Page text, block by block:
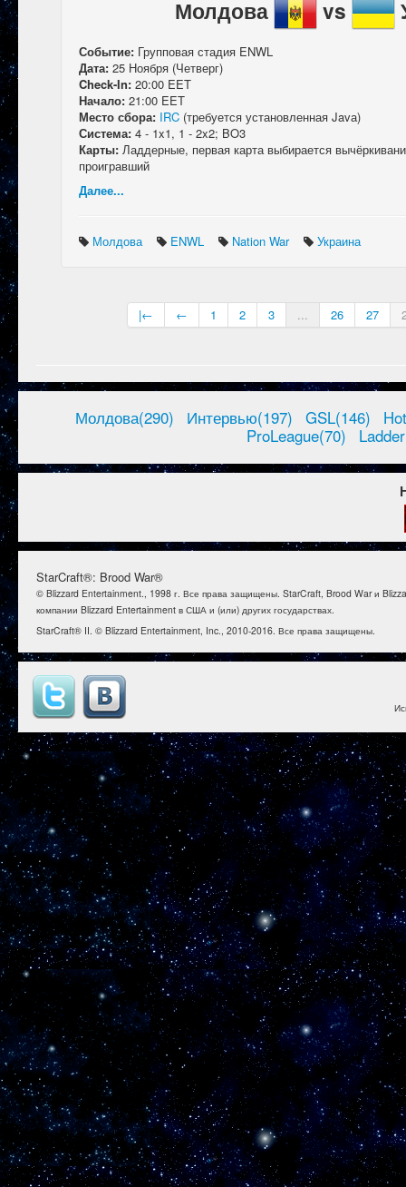
Молдова vs
Событие: Групповая стадия ENWL
Дата: 25 Ноября (Четверг)
Check-In: 20:00 EET
Начало: 21:00 EET
Место сбора: IRC (требуется установленная Javа)
Система: 4 - 1x1, 1 - 2x2; BO3
Карты: Ладдерные, первая карта выбирается
проигравший
Далее...
Молдова ENWL Nation War Украина
|← ← 1 2 3 ... 26 27
Молдова(290) Интервью(197) GSL(146)
ProLeague(70)
StarCraft®: Brood War®
© Blizzard Entertainment., 1998 г. Все права защищены. StarCraft, Brood War и
компании Blizzard Entertainment в США и (или) других государствах.
StarCraft® II. © Blizzard Entertainment, Inc., 2010-2016. Все права защищены.